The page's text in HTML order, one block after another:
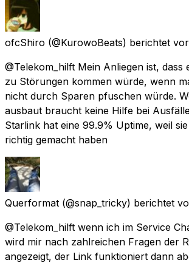
ofcShiro (@KurowoBeats) berichtet
@Telekom_hilft Mein Anliegen ist, dass
zu Störungen kommen würde, wenn
nicht durch Sparen pfuschen würde.
ausbaut braucht keine Hilfe bei
Starlink hat eine 99.9% Uptime, weil
richtig gemacht haben
Querformat (@snap_tricky) berichtet
@Telekom_hilft wenn ich im Service
wird mir nach zahlreichen Fragen der
angezeigt, der Link funktioniert dann